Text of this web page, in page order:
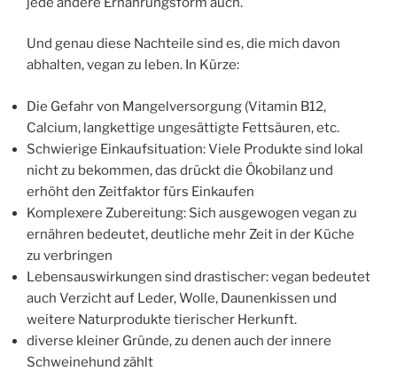
Und genau diese Nachteile sind es, die mich davon
abhalten, vegan zu leben. In Kürze:
Die Gefahr von Mangelversorgung (Vitamin B12,
Calcium, langkettige ungesättigte Fettsäuren, etc.
Schwierige Einkaufsituation: Viele Produkte sind lokal
nicht zu bekommen, das drückt die Ökobilanz und
erhöht den Zeitfaktor fürs Einkaufen
Komplexere Zubereitung: Sich ausgewogen vegan zu
ernähren bedeutet, deutliche mehr Zeit in der Küche
zu verbringen
Lebensauswirkungen sind drastischer: vegan bedeutet
auch Verzicht auf Leder, Wolle, Daunenkissen und
weitere Naturprodukte tierischer Herkunft.
diverse kleiner Gründe, zu denen auch der innere
Schweinehund zählt